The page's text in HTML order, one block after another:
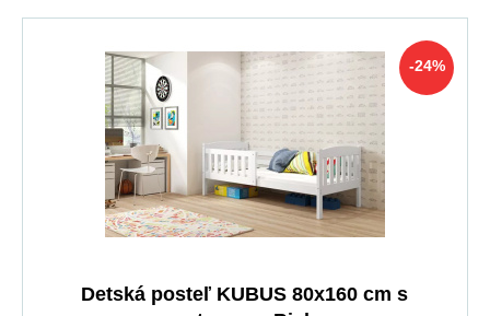
-24%
Detská posteľ KUBUS 80x160 cm s